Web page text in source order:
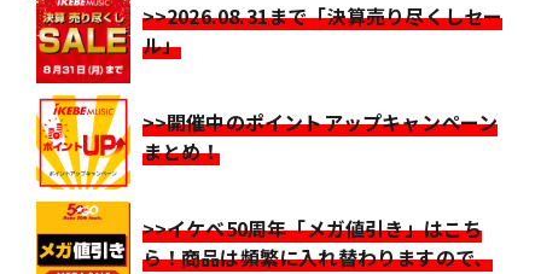
>>2026.08.31まで「決算売り尽くしセー
ル」
>>開催中のポイントアップキャンペーン
まとめ！
>>イケベ50周年「メガ値引き」はこち
ら！商品は頻繁に入れ替わりますので、